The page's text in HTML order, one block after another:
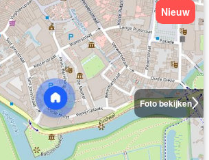
Foto bekijken
Nieuw